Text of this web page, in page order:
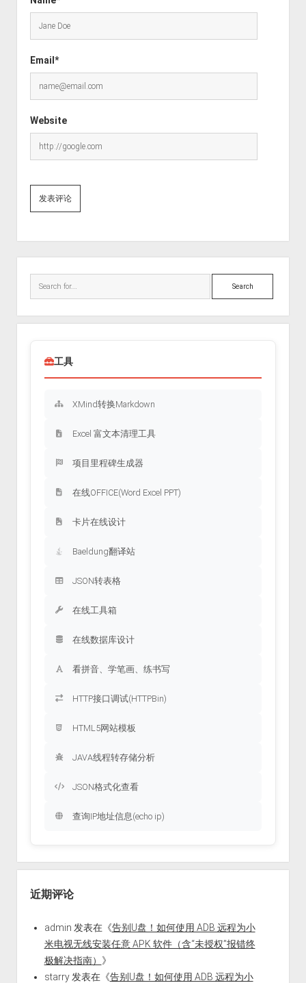
Email*
Website
Search
工具
XMind转换Markdown
Excel 富文本清理工具
项目里程碑生成器
在线OFFICE(Word Excel PPT)
卡片在线设计
Baeldung翻译站
JSON转表格
在线工具箱
在线数据库设计
看拼音、学笔画、练书写
HTTP接口调试(HTTPBin)
HTML5网站模板
JAVA线程转存储分析
JSON格式化查看
查询IP地址信息(echo ip)
近期评论
admin 发表在《告别U盘！如何使用 ADB 远程为小
米电视无线安装任意 APK 软件（含“未授权”报错终
极解决指南） 》
starry发表在《告别U盘！如何使用 ADB 远程为小